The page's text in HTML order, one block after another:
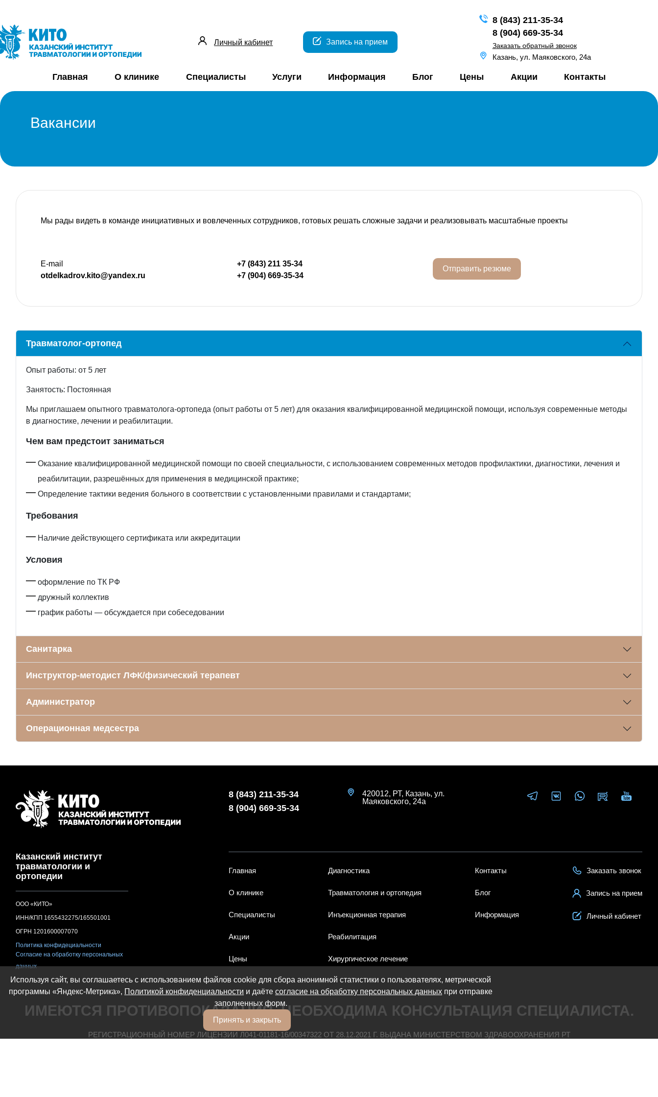
Личный кабинет Запись на прием
8 (843) 211-35-34
8 (904) 669-35-34
Заказать обратный звонок
Казань, ул. Маяковского, 24а
Главная О клинике Специалисты Услуги Информация Блог Цены Акции Контакты
Вакансии
Мы рады видеть в команде инициативных и вовлеченных сотрудников, готовых решать сложные задачи и реализовывать масштабные проекты
E-mail
otdelkadrov.kito@yandex.ru
+7 (843) 211 35-34
+7 (904) 669-35-34
Отправить резюме
Травматолог-ортопед
Опыт работы: от 5 лет
Занятость: Постоянная
Мы приглашаем опытного травматолога-ортопеда (опыт работы от 5 лет) для оказания квалифицированной медицинской помощи, используя современные методы
в диагностике, лечении и реабилитации.
Чем вам предстоит заниматься
Оказание квалифицированной медицинской помощи по своей специальности, с использованием современных методов профилактики, диагностики, лечения и
реабилитации, разрешённых для применения в медицинской практике;
Определение тактики ведения больного в соответствии с установленными правилами и стандартами;
Требования
Наличие действующего сертификата или аккредитации
Условия
оформление по ТК РФ
дружный коллектив
график работы — обсуждается при собеседовании
Санитарка
Инструктор-методист ЛФК/физический терапевт
Администратор
Операционная медсестра
8 (843) 211-35-34
8 (904) 669-35-34
420012, РТ, Казань, ул.
Маяковского, 24а
Казанский институт
травматологии и
ортопедии
ООО «КИТО»
ИНН/КПП 1655432275/165501001
ОГРН 1201600007070
Политика конфидециальности
Согласие на обработку персональных
данных
Главная
О клинике
Специалисты
Акции
Цены
Диагностика
Травматология и ортопедия
Инъекционная терапия
Реабилитация
Хирургическое лечение
Контакты
Блог
Информация
Заказать звонок
Запись на прием
Личный кабинет
ИМЕЮТСЯ ПРОТИВОПОКАЗАНИЯ. НЕОБХОДИМА КОНСУЛЬТАЦИЯ СПЕЦИАЛИСТА.
РЕГИСТРАЦИОННЫЙ НОМЕР ЛИЦЕНЗИИ Л041-01181-16/00347322 ОТ 28.12.2021 Г. ВЫДАНА МИНИСТЕРСТВОМ ЗДРАВООХРАНЕНИЯ РТ
Используя сайт, вы соглашаетесь с использованием файлов cookie для сбора анонимной статистики о пользователях, метрической
программы «Яндекс-Метрика», Политикой конфиденциальности и даёте согласие на обработку персональных данных при отправке
заполненных форм.
Принять и закрыть